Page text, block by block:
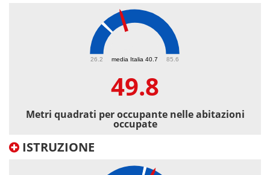
media Italia 40.7
26.2 85.6
49.8
Metri quadrati per occupante nelle abitazioni
occupate
ISTRUZIONE